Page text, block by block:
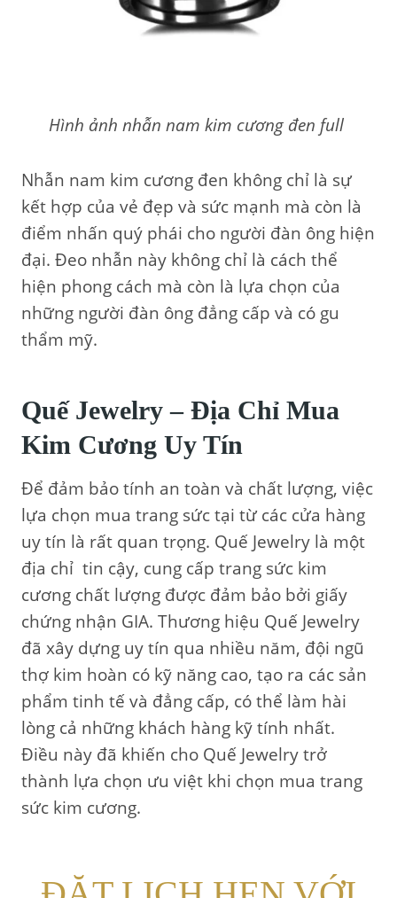
Hình ảnh nhẫn nam kim cương đen full
Nhẫn nam kim cương đen không chỉ là sự
kết hợp của vẻ đẹp và sức mạnh mà còn là
điểm nhấn quý phái cho người đàn ông hiện
đại. Đeo nhẫn này không chỉ là cách thể
hiện phong cách mà còn là lựa chọn của
những người đàn ông đẳng cấp và có gu
thẩm mỹ.
Quế Jewelry – Địa Chỉ Mua
Kim Cương Uy Tín
Để đảm bảo tính an toàn và chất lượng, việc
lựa chọn mua trang sức tại từ các cửa hàng
uy tín là rất quan trọng. Quế Jewelry là một
địa chỉ tin cậy, cung cấp trang sức kim
cương chất lượng được đảm bảo bởi giấy
chứng nhận GIA. Thương hiệu Quế Jewelry
đã xây dựng uy tín qua nhiều năm, đội ngũ
thợ kim hoàn có kỹ năng cao, tạo ra các sản
phẩm tinh tế và đẳng cấp, có thể làm hài
lòng cả những khách hàng kỹ tính nhất.
Điều này đã khiến cho Quế Jewelry trở
thành lựa chọn ưu việt khi chọn mua trang
sức kim cương.